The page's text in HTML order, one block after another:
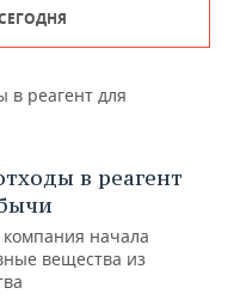
в реагент
начала
вещества из